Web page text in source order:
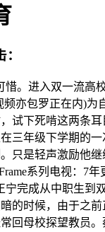
进入双一流高校
亦包罗正在内)
试下死啃这两条
三年级下学期的
只是轻声激励他
系列电视：7
完成从中职生
的时候，由于之
回母校探望教员